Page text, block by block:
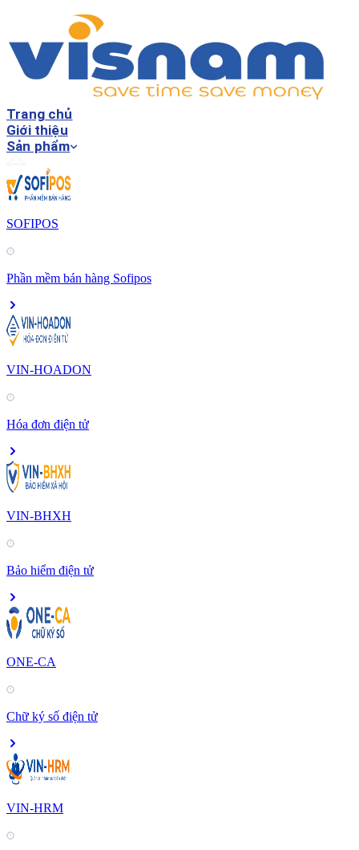
Trang chủ
Giới thiệu
Sản phẩm
SOFIPOS
Phần mềm bán hàng Sofipos
VIN-HOADON
Hóa đơn điện tử
VIN-BHXH
Bảo hiểm điện tử
ONE-CA
Chữ ký số điện tử
VIN-HRM